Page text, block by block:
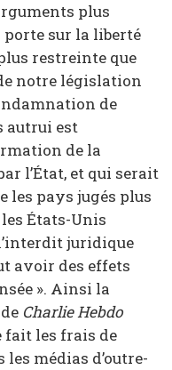
plus
sur la liberté
restreinte que
notre législation
de
autrui est
de la
l’État, et qui serait
les pays jugés plus
États-Unis
juridique
avoir des effets
». Ainsi la
Charlie Hebdo
fait les frais de
les médias d’outre-